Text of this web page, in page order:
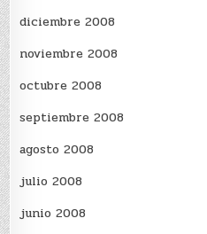
diciembre 2008
noviembre 2008
octubre 2008
septiembre 2008
agosto 2008
julio 2008
junio 2008